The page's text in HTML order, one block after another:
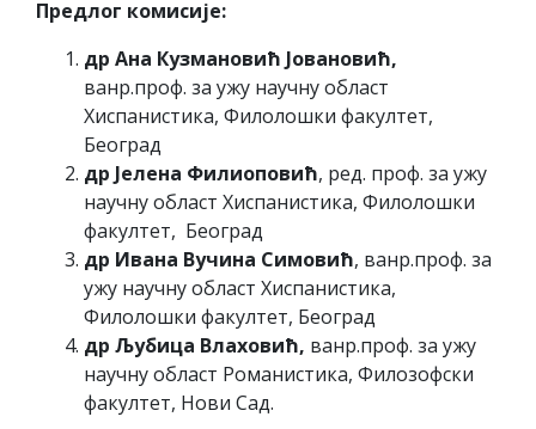
Предлог комисије:
др Ана Кузмановић Јовановић,
ванр.проф. за ужу научну област
Хиспанистика, Филолошки факултет,
Београд
др Јелена Филиоповић, ред. проф. за ужу
научну област Хиспанистика, Филолошки
факултет, Београд
др Ивана Вучина Симовић, ванр.проф. за
ужу научну област Хиспанистика,
Филолошки факултет, Београд
др Љубица Влаховић, ванр.проф. за ужу
научну област Романистика, Филозофски
факултет, Нови Сад.